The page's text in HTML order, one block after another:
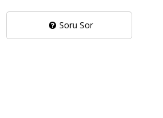
Soru Sor